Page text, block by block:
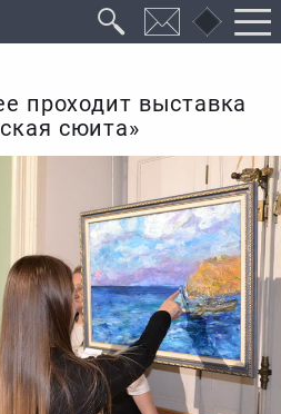
проходит выставка
сюита»